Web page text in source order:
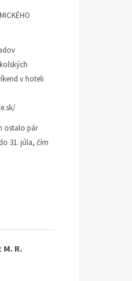
v hoteli
ostalo pár
31. júla, čím
R.